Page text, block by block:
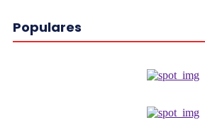
Populares